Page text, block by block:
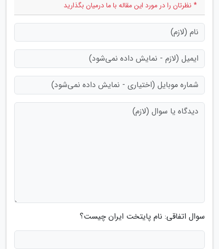
* نظرتان را در مورد این مقاله با ما درمیان بگذارید
سوال اتفاقی: نام پایتخت ایران چیست؟